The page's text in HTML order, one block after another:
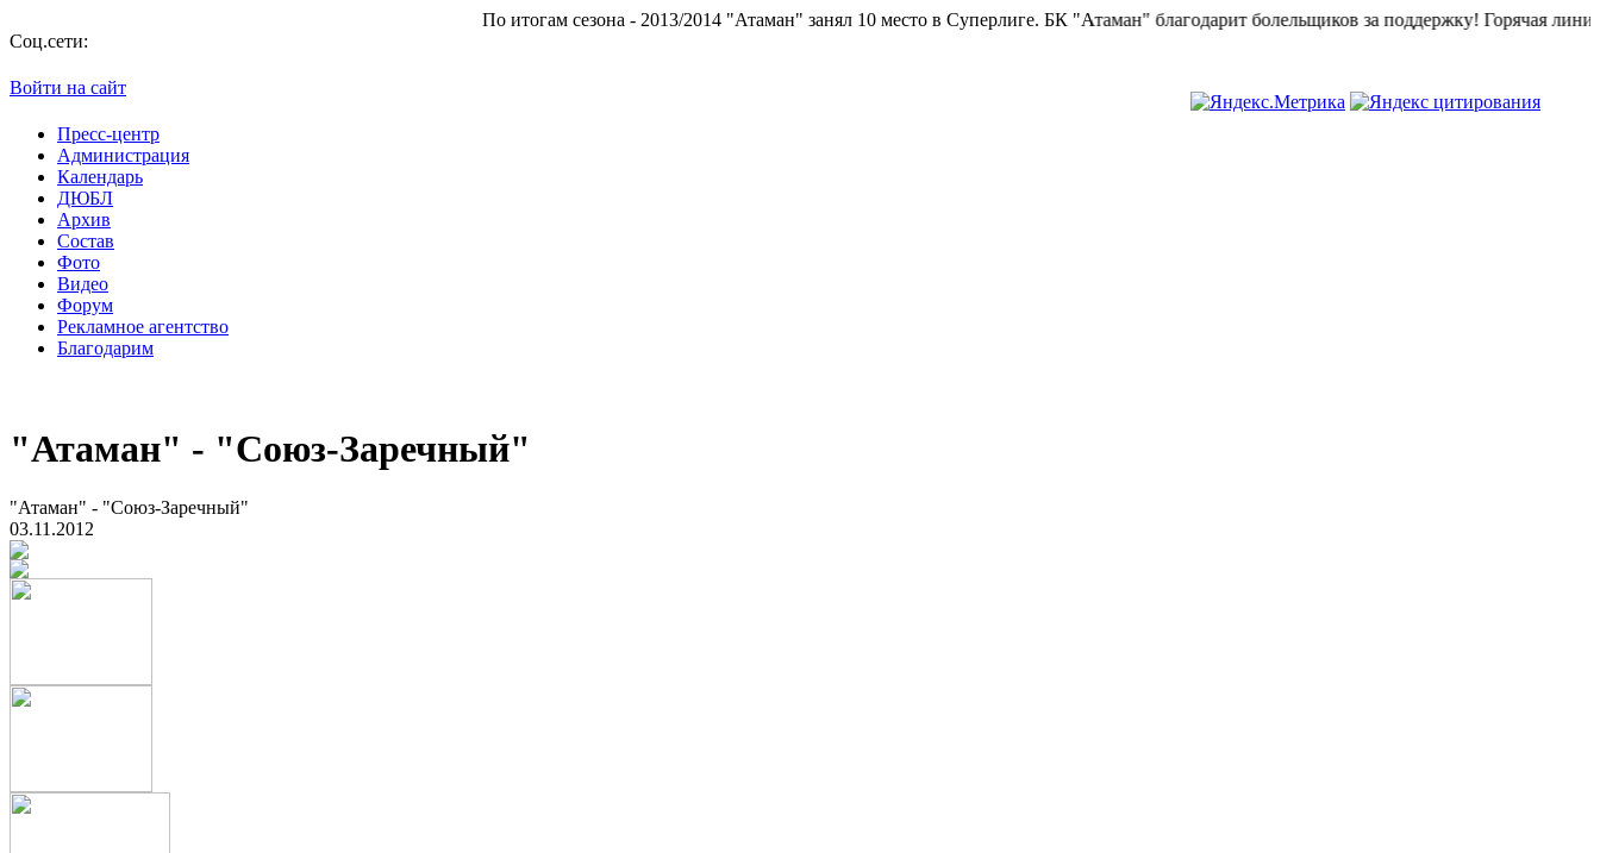
По итогам сезона - 2013/2014 "Атаман" занял 10 место в Суперлиге.БК "Атаман" благодарит болельщиков за поддержку!Горячая линия "БК
Соц.сети:
Войти на сайт
Пресс-центр
Администрация
Календарь
ДЮБЛ
Архив
Состав
Фото
Видео
Форум
Рекламное агентство
Благодарим
"Атаман" - "Союз-Заречный"
"Атаман" - "Союз-Заречный"
03.11.2012